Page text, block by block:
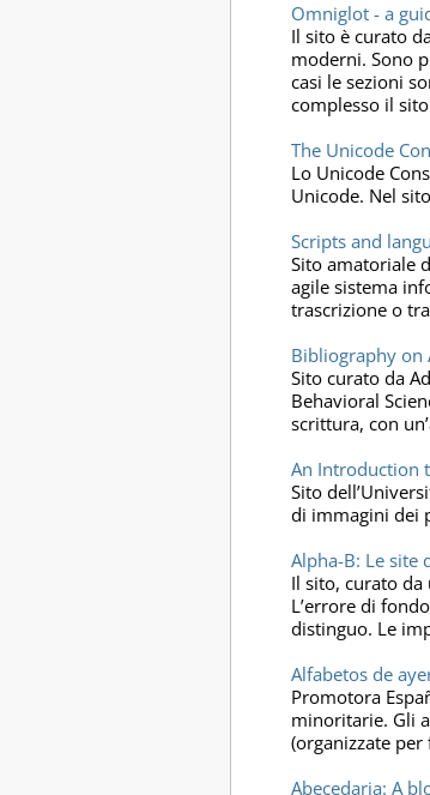
Omniglot - a
Il sito è curato
moderni. Sono
casi le sezioni
complesso il
The Unicode
Lo Unicode
Unicode. Nel
Scripts and
Sito amatoriale
agile sistema
trascrizione o
Bibliography on
Sito curato da
Behavioral
scrittura, con
An Introduction
Sito
di immagini dei
Alpha-B: Le site
Il sito, curato da
L’errore di
distinguo. Le
Alfabetos de
Promotora
minoritarie. Gli
(organizzate
Abecedaria: A